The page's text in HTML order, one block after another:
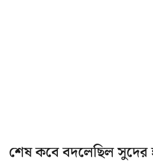
শেষ কবে বদলেছিল সুদের